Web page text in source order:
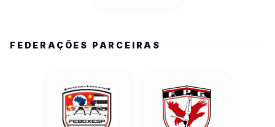
FEDERAÇÕES PARCEIRAS